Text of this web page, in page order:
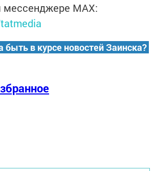
мессенджере MАХ:
быть в курсе новостей Заинска?